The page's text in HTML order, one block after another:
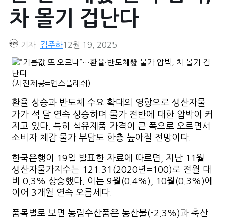
차 몰기 겁난다
기자 김주하12월 19, 2025
(사진제공=언스플래쉬)
환율 상승과 반도체 수요 확대의 영향으로 생산자물
가가 석 달 연속 상승하며 물가 전반에 대한 압박이 커
지고 있다. 특히 석유제품 가격이 큰 폭으로 오르면서
소비자 체감 물가 부담도 한층 높아질 전망이다.
한국은행이 19일 발표한 자료에 따르면, 지난 11월
생산자물가지수는 121.31(2020년=100)로 전월 대
비 0.3% 상승했다. 이는 9월(0.4%), 10월(0.3%)에
이어 3개월 연속 오름세다.
품목별로 보면 농림수산품은 농산물(-2.3%)과 축산